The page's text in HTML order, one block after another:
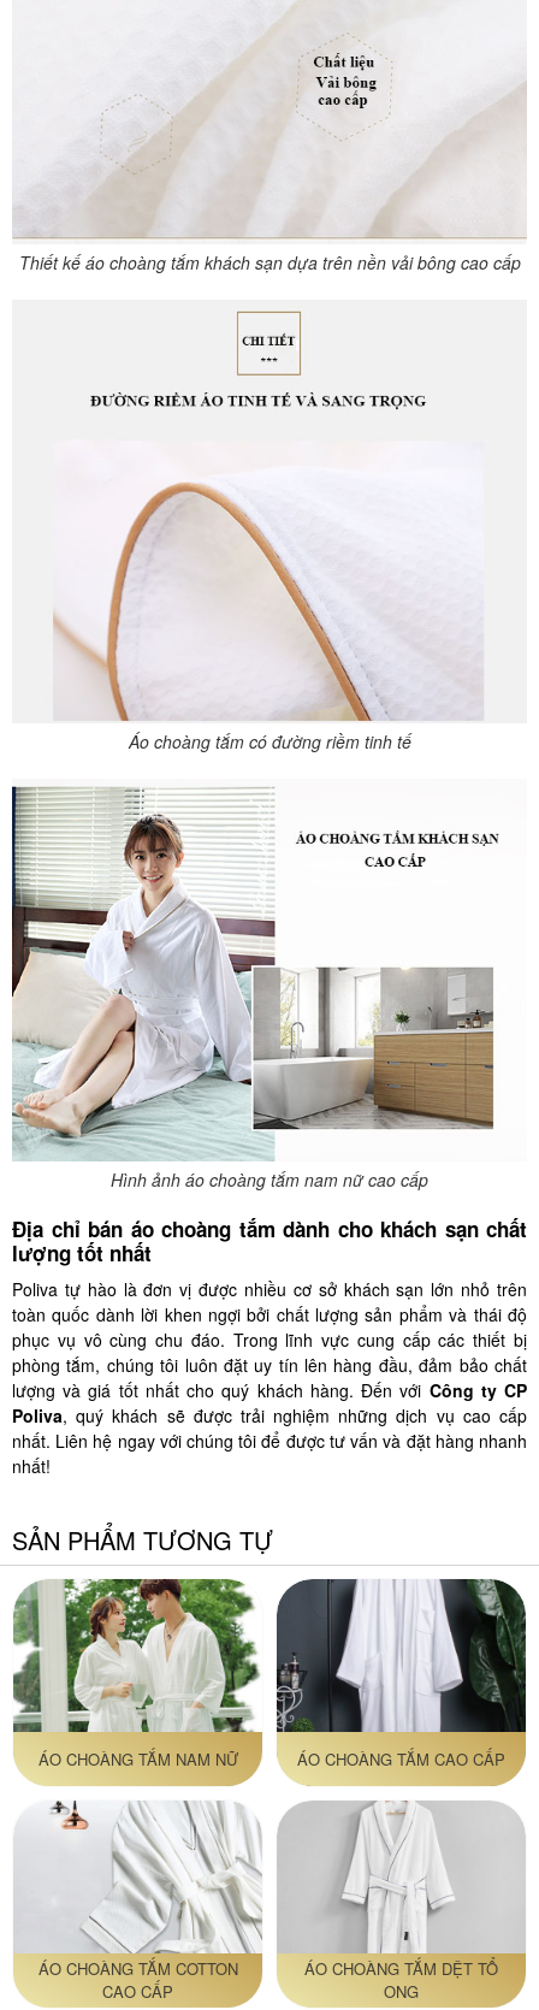
Thiết kế áo choàng tắm khách sạn dựa trên nền vải bông cao cấp
Áo choàng tắm có đường riềm tinh tế
Hình ảnh áo choàng tắm nam nữ cao cấp
Địa chỉ bán áo choàng tắm dành cho khách sạn chất
lượng tốt nhất
Poliva tự hào là đơn vị được nhiều cơ sở khách sạn lớn nhỏ trên
toàn quốc dành lời khen ngợi bởi chất lượng sản phẩm và thái độ
phục vụ vô cùng chu đáo. Trong lĩnh vực cung cấp các thiết bị
phòng tắm, chúng tôi luôn đặt uy tín lên hàng đầu, đảm bảo chất
lượng và giá tốt nhất cho quý khách hàng. Đến với Công ty CP
Poliva, quý khách sẽ được trải nghiệm những dịch vụ cao cấp
nhất. Liên hệ ngay với chúng tôi để được tư vấn và đặt hàng nhanh
nhất!
SẢN PHẨM TƯƠNG TỰ
ÁO CHOÀNG TẮM NAM NỮ ÁO CHOÀNG TẮM CAO CẤP
ÁO CHOÀNG TẮM COTTON
CAO CẤP
ÁO CHOÀNG TẮM DỆT TỔ
ONG